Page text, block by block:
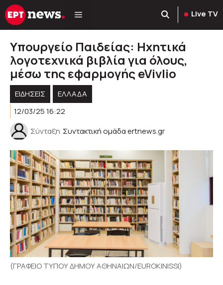
Μετάβαση
σε
Live TV
Υπουργείο Παιδείας: Ηχητικά
λογοτεχνικά βιβλία για όλους,
μέσω της εφαρμογής eVivlio
ΕΙΔΗΣΕΙΣ
ΕΛΛΑΔΑ
12/03/25 16:22
Σύνταξη Συντακτική ομάδα ertnews.gr
(ΓΡΑΦΕΙΟ ΤΥΠΟΥ ΔΗΜΟΥ ΑΘΗΝΑΙΩΝ/EUROKINISSI)